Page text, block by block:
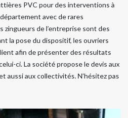
PVC pour des interventions à
avec de rares
zingueurs de l’entreprise sont des
la pose du dispositif, les ouvriers
afin de présenter des résultats
ci. La société propose le devis aux
aussi aux collectivités. N’hésitez pas